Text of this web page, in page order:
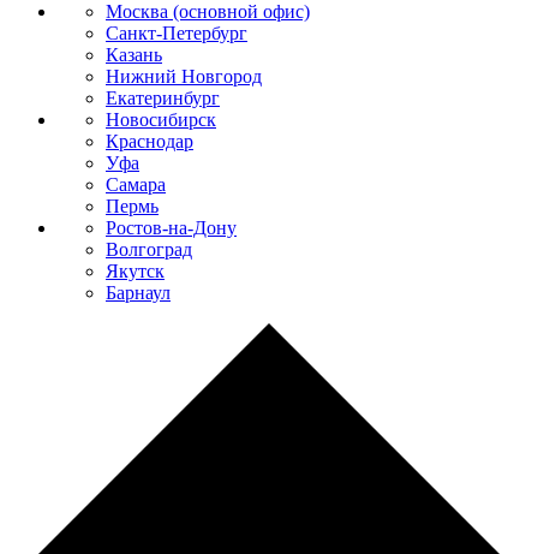
Москва (основной офис)
Санкт-Петербург
Казань
Нижний Новгород
Екатеринбург
Новосибирск
Краснодар
Уфа
Самара
Пермь
Ростов-на-Дону
Волгоград
Якутск
Барнаул